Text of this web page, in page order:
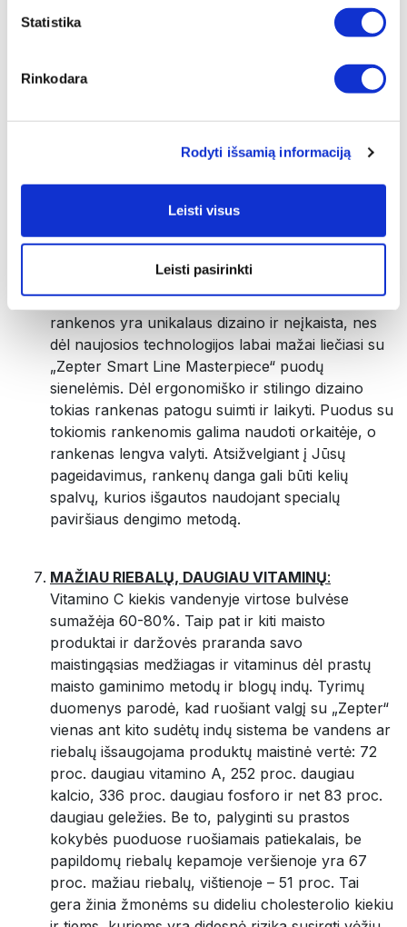
Statistika
Rinkodara
Rodyti išsamią informaciją
Leisti visus
Leisti pasirinkti
tonų galingumo presu (jis nėra suklijuotas ar
sulituotas), todėl dugno negalima pažeisti, jis labai
taip susidaro izoliacinis vandens sluoksnis, kuris
puode. „Zepter“ dangtį galite laikyti ant patentuotų
„Zepter“ rankenėlių – taip sutaupysite vietos.
SAUGIOS RANKENOS: Patentuotos „Zepter“
rankenos yra unikalaus dizaino ir neįkaista, nes
dėl naujosios technologijos labai mažai liečiasi su
„Zepter Smart Line Masterpiece“ puodų
sienelėmis. Dėl ergonomiško ir stilingo dizaino
tokias rankenas patogu suimti ir laikyti. Puodus su
tokiomis rankenomis galima naudoti orkaitėje, o
rankenas lengva valyti. Atsižvelgiant į Jūsų
pageidavimus, rankenų danga gali būti kelių
spalvų, kurios išgautos naudojant specialų
paviršiaus dengimo metodą.
MAŽIAU RIEBALŲ, DAUGIAU VITAMINŲ:
Vitamino C kiekis vandenyje virtose bulvėse
sumažėja 60-80%. Taip pat ir kiti maisto
produktai ir daržovės praranda savo
maistingąsias medžiagas ir vitaminus dėl prastų
maisto gaminimo metodų ir blogų indų. Tyrimų
duomenys parodė, kad ruošiant valgį su „Zepter“
vienas ant kito sudėtų indų sistema be vandens ar
riebalų išsaugojama produktų maistinė vertė: 72
proc. daugiau vitamino A, 252 proc. daugiau
kalcio, 336 proc. daugiau fosforo ir net 83 proc.
daugiau geležies. Be to, palyginti su prastos
kokybės puoduose ruošiamais patiekalais, be
papildomų riebalų kepamoje veršienoje yra 67
proc. mažiau riebalų, vištienoje – 51 proc. Tai
gera žinia žmonėms su dideliu cholesterolio kiekiu